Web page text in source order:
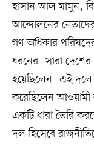
হাসান আল মামুন,
আন্দোলনের
গণ অধিকার
ধরনের। সারা
হয়েছিলেন। এই
করেছিলেন আওয়ামী
একটি ধারা তৈরি
দল হিসেবে